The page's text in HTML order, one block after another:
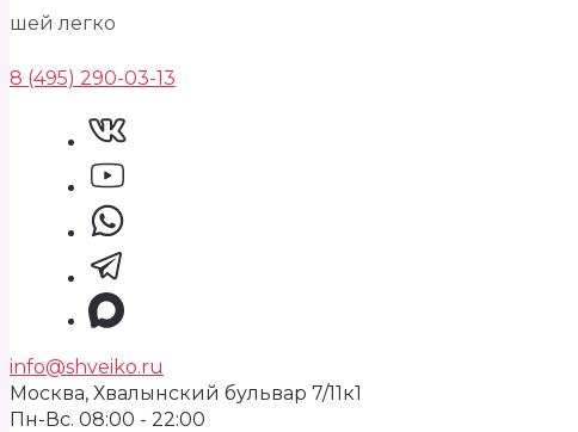
шей легко
8 (495) 290-03-13
info@shveiko.ru
Москва, Хвалынский бульвар 7/11к1
Пн-Вс. 08:00 - 22:00